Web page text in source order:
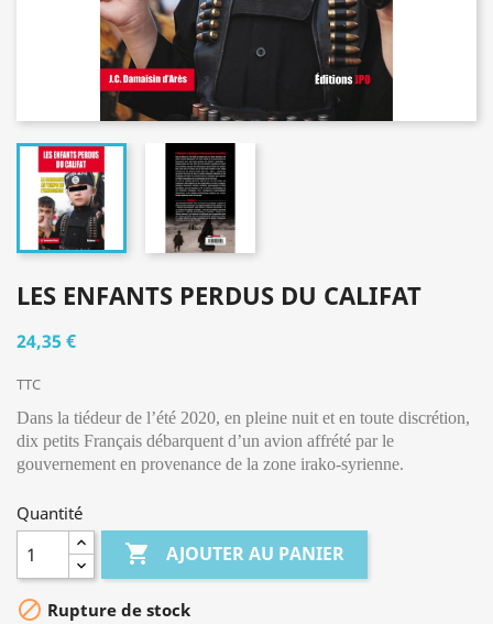
LES ENFANTS PERDUS DU CALIFAT
24,35 €
TTC
Dans la tiédeur de l’été 2020, en pleine nuit et en toute discrétion,
dix petits Français débarquent d’un avion affrété par le
gouvernement en provenance de la zone irako-syrienne.
Quantité
 AJOUTER AU PANIER
 Rupture de stock